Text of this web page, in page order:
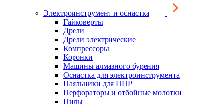
Электроинструмент и оснастка
Гайковерты
Дрели
Дрели электрические
Компрессоры
Коронки
Машины алмазного бурения
Оснастка для электроинструмента
Паяльники для ППР
Перфораторы и отбойные молотки
Пилы